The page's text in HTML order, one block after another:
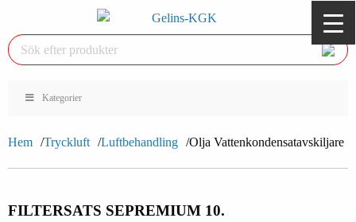
Kategorier
Hem Tryckluft Luftbehandling Olja Vattenkondensatavskiljare
FILTERSATS SEPREMIUM 10.